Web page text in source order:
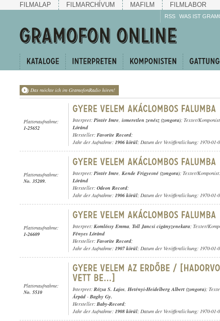
FILMALAP FILMARCHÍVUM MAFILM FILMLABOR
RSS WAS IST
Das möchte ich im GramofonRadio hören!
Plattenaufnahme:
1-25652
Interpret: Pintér Imre, ismeretlen zenész (zongora); Texter/
Lóránd
Hersteller: Favorite Record;
Jahr der Aufnahme: 1906 körül; Datum der Veröffentlichung: 1970-01-
Plattenaufnahme:
No. 35209.
Interpret: Pintér Imre, Kende Frigyesné (zongora); Texter/
Lóránd
Hersteller: Odeon Record;
Jahr der Aufnahme: 1906 körül; Datum der Veröffentlichung: 1970-01-
Plattenaufnahme:
1-26609
Interpret: Komlóssy Emma, Toll Jancsi cigányzenekara; Texter/
Fényes Lóránd
Hersteller: Favorite Record;
Jahr der Aufnahme: 1907 körül; Datum der Veröffentlichung: 1970-01-
Plattenaufnahme:
No. 5510
Interpret: Rózsa S. Lajos, Hetényi-Heidelberg Albert (zongora);
Árpád- Baghy Gy.
Hersteller: Baby-Record;
Jahr der Aufnahme: 1908 körül; Datum der Veröffentlichung: 1970-01-